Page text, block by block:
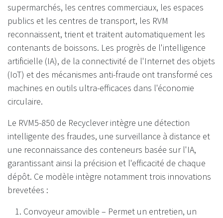
supermarchés, les centres commerciaux, les espaces
publics et les centres de transport, les RVM
reconnaissent, trient et traitent automatiquement les
contenants de boissons. Les progrès de l'intelligence
artificielle (IA), de la connectivité de l'Internet des objets
(IoT) et des mécanismes anti-fraude ont transformé ces
machines en outils ultra-efficaces dans l'économie
circulaire.
Le RVM5-850 de Recyclever intègre une détection
intelligente des fraudes, une surveillance à distance et
une reconnaissance des conteneurs basée sur l'IA,
garantissant ainsi la précision et l'efficacité de chaque
dépôt. Ce modèle intègre notamment trois innovations
brevetées :
Convoyeur amovible – Permet un entretien, un